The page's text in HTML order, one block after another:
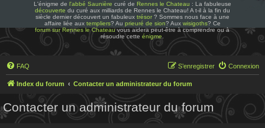
L'énigme de l'abbé Saunière curé de Rennes le Chateau : La fabuleuse
découverte du curé aux milliards de Rennes le Chateau! A t-il à la fin du
siècle dernier découvert un fabuleux trésor? Sommes nous face à une
affaire liée aux templiers? Au prieuré de sion? Aux wisigoths? Ce
forum sur Rennes le Chateauvous aidera peut-être à comprendre ou à
résoudre cetteénigme
FAQ Connexion
S’enregistrer
Index du forum Contacter un administrateur du forum
Contacter un administrateur du forum